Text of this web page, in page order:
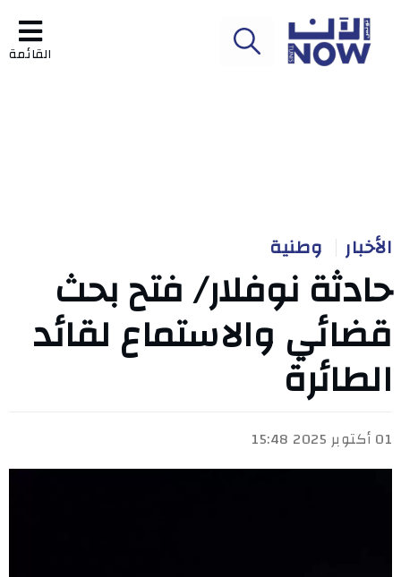
القائمة
الأخبار وطنية
حادثة نوفلار/ فتح بحث
قضائي والاستماع لقائد
الطائرة
01 أكتوبر 2025 15:48